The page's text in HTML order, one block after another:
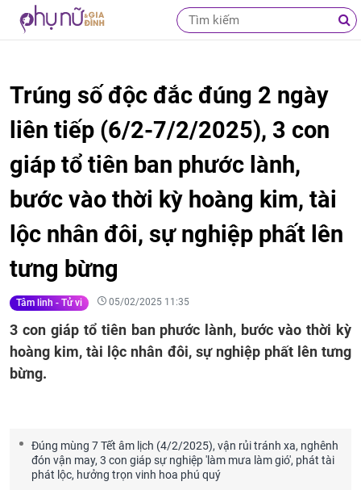
Trúng số độc đắc đúng 2 ngày
liên tiếp (6/2-7/2/2025), 3 con
giáp tổ tiên ban phước lành,
bước vào thời kỳ hoàng kim, tài
lộc nhân đôi, sự nghiệp phất lên
tưng bừng
Tâm linh - Tử vi 05/02/2025 11:35
3 con giáp tổ tiên ban phước lành, bước vào thời kỳ
hoàng kim, tài lộc nhân đôi, sự nghiệp phất lên tưng
bừng.
Đúng mùng 7 Tết âm lịch (4/2/2025), vận rủi tránh xa, nghênh
đón vận may, 3 con giáp sự nghiệp 'làm mưa làm gió', phát tài
phát lộc, hưởng trọn vinh hoa phú quý